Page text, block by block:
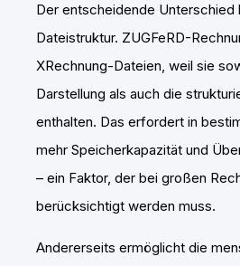
Der entscheidende Unterschied
Dateistruktur. ZUGFeRD-
XRechnung-Dateien, weil sie
Darstellung als auch die
enthalten. Das erfordert in
mehr Speicherkapazität und
– ein Faktor, der bei großen
berücksichtigt werden muss.
Andererseits ermöglicht die